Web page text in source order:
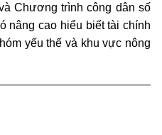
Chương trình công dân số
nâng cao hiểu biết tài chính
yếu thế và khu vực nông